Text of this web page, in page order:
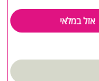
אזל במלאי